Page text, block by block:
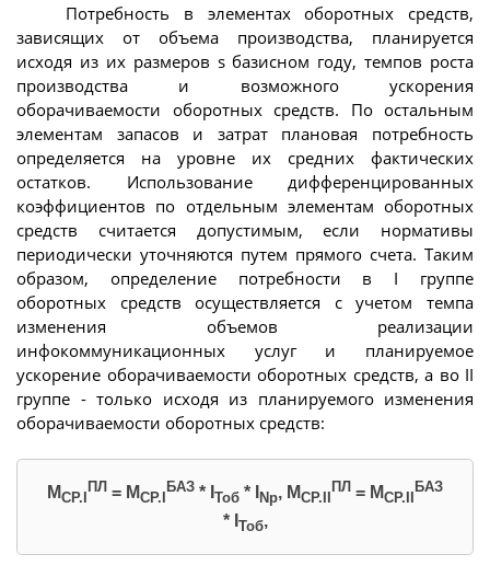
Потребность в элементах оборотных средств,
зависящих от объема производства, планируется
исходя из их размеров s базисном году, темпов роста
производства и возможного ускорения
оборачиваемости оборотных средств. По остальным
элементам запасов и затрат плановая потребность
определяется на уровне их средних фактических
остатков. Использование дифференцированных
коэффициентов по отдельным элементам оборотных
средств считается допустимым, если нормативы
периодически уточняются путем прямого счета. Таким
образом, определение потребности в I группе
оборотных средств осуществляется с учетом темпа
изменения объемов реализации
инфокоммуникационных услуг и планируемое
ускорение оборачиваемости оборотных средств, а во II
группе - только исходя из планируемого изменения
оборачиваемости оборотных средств:
MСР.I
ПЛ = MСР.I
БАЗ * I Тоб * I Np, MСР.II
ПЛ = MСР.II
БАЗ
* I Тоб,